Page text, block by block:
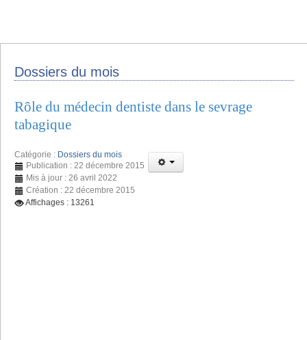
Dossiers du mois
Rôle du médecin dentiste dans le sevrage
tabagique
Catégorie : Dossiers du mois
Publication : 22 décembre 2015
Mis à jour : 26 avril 2022
Création : 22 décembre 2015
Affichages : 13261